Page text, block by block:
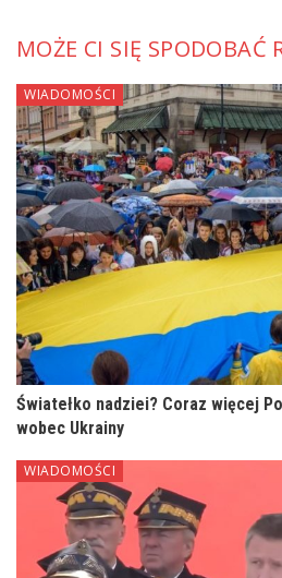
MOŻE CI SIĘ SPODOBAĆ
WIADOMOŚCI
Światełko nadziei? Coraz więcej
wobec Ukrainy
WIADOMOŚCI